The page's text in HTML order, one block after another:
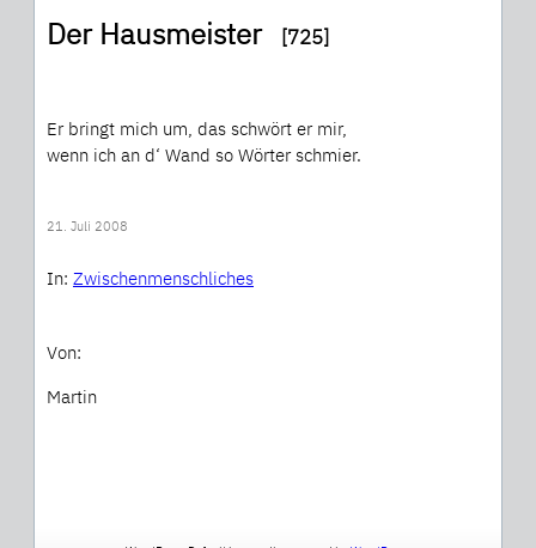
Der Hausmeister[725]
Er bringt mich um, das schwört er mir,
wenn ich an d‘ Wand so Wörter schmier.
21. Juli 2008
In: Zwischenmenschliches
Von:
Martin